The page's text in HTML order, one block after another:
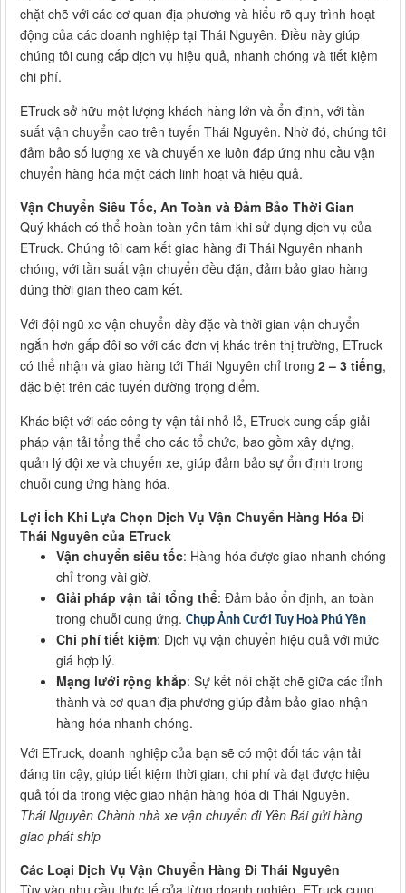
chặt chẽ với các cơ quan địa phương và hiểu rõ quy trình hoạt
động của các doanh nghiệp tại Thái Nguyên. Điều này giúp
chúng tôi cung cấp dịch vụ hiệu quả, nhanh chóng và tiết kiệm
chi phí.
ETruck sở hữu một lượng khách hàng lớn và ổn định, với tần
suất vận chuyển cao trên tuyến Thái Nguyên. Nhờ đó, chúng tôi
đảm bảo số lượng xe và chuyến xe luôn đáp ứng nhu cầu vận
chuyển hàng hóa một cách linh hoạt và hiệu quả.
Vận Chuyển Siêu Tốc, An Toàn và Đảm Bảo Thời Gian
Quý khách có thể hoàn toàn yên tâm khi sử dụng dịch vụ của
ETruck. Chúng tôi cam kết giao hàng đi Thái Nguyên nhanh
chóng, với tần suất vận chuyển đều đặn, đảm bảo giao hàng
đúng thời gian theo cam kết.
Với đội ngũ xe vận chuyển dày đặc và thời gian vận chuyển
ngắn hơn gấp đôi so với các đơn vị khác trên thị trường, ETruck
có thể nhận và giao hàng tới Thái Nguyên chỉ trong 2 – 3 tiếng,
đặc biệt trên các tuyến đường trọng điểm.
Khác biệt với các công ty vận tải nhỏ lẻ, ETruck cung cấp giải
pháp vận tải tổng thể cho các tổ chức, bao gồm xây dựng,
quản lý đội xe và chuyến xe, giúp đảm bảo sự ổn định trong
chuỗi cung ứng hàng hóa.
Lợi Ích Khi Lựa Chọn Dịch Vụ Vận Chuyển Hàng Hóa Đi
Thái Nguyên của ETruck
Vận chuyển siêu tốc: Hàng hóa được giao nhanh chóng
chỉ trong vài giờ.
Giải pháp vận tải tổng thể: Đảm bảo ổn định, an toàn
trong chuỗi cung ứng. Chụp Ảnh Cưới Tuy Hoà Phú Yên
Chi phí tiết kiệm: Dịch vụ vận chuyển hiệu quả với mức
giá hợp lý.
Mạng lưới rộng khắp: Sự kết nối chặt chẽ giữa các tỉnh
thành và cơ quan địa phương giúp đảm bảo giao nhận
hàng hóa nhanh chóng.
Với ETruck, doanh nghiệp của bạn sẽ có một đối tác vận tải
đáng tin cậy, giúp tiết kiệm thời gian, chi phí và đạt được hiệu
quả tối đa trong việc giao nhận hàng hóa đi Thái Nguyên.
Thái Nguyên Chành nhà xe vận chuyển đi Yên Bái gửi hàng
giao phát ship
Các Loại Dịch Vụ Vận Chuyển Hàng Đi Thái Nguyên
Tùy vào nhu cầu thực tế của từng doanh nghiệp, ETruck cung